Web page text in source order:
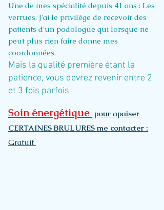
Une de mes spécialité depuis 41 ans : Les
verrues. J'ai le privilège de recevoir des
patients d'un podologue qui lorsque ne
peut plus rien faire donne mes
coordonnées.
Mais la qualité première étant la
patience, vous devrez revenir entre 2
et 3 fois parfois
Soin énergétique pour apaiser
CERTAINES BRULURES me contacter :
Gratuit